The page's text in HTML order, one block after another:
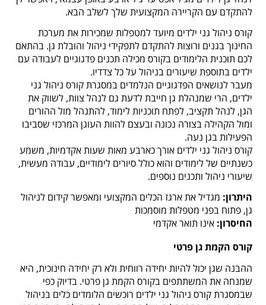
להתקדם עם הקריירה המקצועית שלך לשלב הבא.
קורס ניהול גני ילדים מיועד למטפלות שמכירות את מערכת
החינוך בגנים ורוצות להתקדם לתפקידי ניהול והובלת גן. בהתאם
לכם תוכנית הלימודים בקורס מכילה תכנים פדגוגיים לעבודה עם
ילדים בתוספת שיעורים בניהול על כל צדדיו.
מעבר לנושאים הפדגוגיים הנלמדים במסגרת קורס ניהול גני
ילדים, הרי שמנהלת גן חייבת לדעת גם לנהל צוות, לשווק את
הגן, לנהל תקציב, לפתח תוכניות לימוד, להתנהל מול ההורים
ומול הקהילה בצורה נכונה ובעצם להוות העוגן המרכזי שסביבו
הפעילות בגן נעה.
קורס ניהול גני ילדים אורך כארבע מאות שעות אקדמיות, משמע
כשנתיים של לימודים והוא כולל סיורים לימודיים, עבודה מעשית,
שיעורי ניהול ותכנים נוספים.
היתרון: מגדיל את ארגז הכלים המקצועי ומאפשר קידום לניהול
גן, פתוח בפני מטפלות מוסמכות
החיסרון: אינו תואר אקדמי
קורס הקמת גן פרטי
ההבנה שגן יכול להיות יחידה רווחית ולא רק יחידה חינוכית, היא
שמנחה את המשתתפים בקורס הקמת גן פרטי. בדיוק כפי
שבמסגרת קורס ניהול גני ילדים רוכשים הלומדים כלים בניהול